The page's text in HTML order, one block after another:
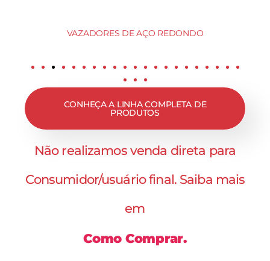
VAZADORES DE AÇO REDONDO
CONHEÇA A LINHA COMPLETA DE
PRODUTOS
Não realizamos venda direta para
Consumidor/usuário final. Saiba mais
em
Como Comprar.